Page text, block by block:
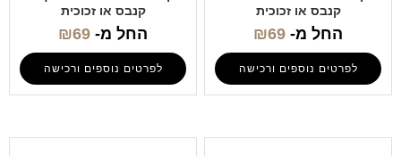
קנבס או זכוכית
החל מ- ₪69
לפרטים נוספים ורכישה
קנבס או זכוכית
החל מ- ₪69
לפרטים נוספים ורכישה